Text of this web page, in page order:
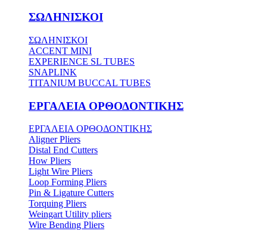
ΣΩΛΗΝΙΣΚΟΙ
ΣΩΛΗΝΙΣΚΟΙ
ACCENT MINI
EXPERIENCE SL TUBES
SNAPLINK
TITANIUM BUCCAL TUBES
ΕΡΓΑΛΕΙΑ ΟΡΘΟΔΟΝΤΙΚΗΣ
ΕΡΓΑΛΕΙΑ ΟΡΘΟΔΟΝΤΙΚΗΣ
Aligner Pliers
Distal End Cutters
How Pliers
Light Wire Pliers
Loop Forming Pliers
Pin & Ligature Cutters
Torquing Pliers
Weingart Utility pliers
Wire Bending Pliers